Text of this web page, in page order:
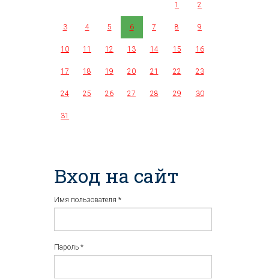
1
2
3 4 5 6 7 8 9
10 11 12 13 14 15 16
17 18 19 20 21 22 23
24 25 26 27 28 29 30
31
Вход на сайт
Имя пользователя *
Пароль *